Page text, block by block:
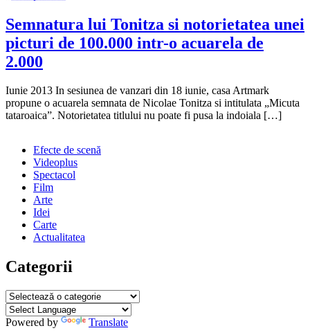
Semnatura lui Tonitza si notorietatea unei
picturi de 100.000 intr-o acuarela de
2.000
11
iunie
201315
0
Iunie 2013 In sesiunea de vanzari din 18 iunie, casa Artmark
propune o acuarela semnata de Nicolae Tonitza si intitulata „Micuta
tataroaica”. Notorietatea titlului nu poate fi pusa la indoiala […]
Efecte de scenă
Videoplus
Spectacol
Film
Arte
Idei
Carte
Actualitatea
Categorii
Categorii
Powered by Translate